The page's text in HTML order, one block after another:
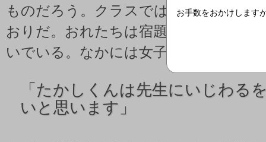
お手数をおかけします
ものだろう。クラスでは男子を中心に
おりだ。おれたちは宿題をしない」と
いでいる。なかには女子の委員長のよ
「 たかしくんは先生にいじわる
いと思います」